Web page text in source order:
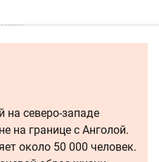
на северо-западе
на границе с Анголой.
около 50 000 человек.